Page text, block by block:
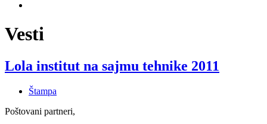
Vesti
Lola institut na sajmu tehnike 2011
Štampa
Poštovani partneri,